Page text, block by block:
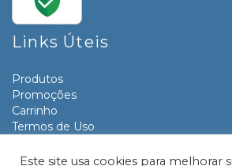
Links Úteis
Produtos
Promoções
Carrinho
Termos de Uso
Contato
Este site usa cookies para melhorar